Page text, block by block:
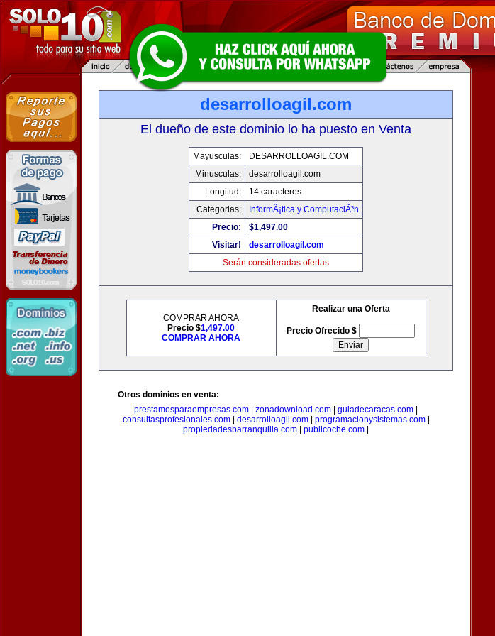
desarrolloagil.com
El dueño de este dominio lo ha puesto en Venta
Mayusculas:
DESARROLLOAGIL.COM
Minusculas:
desarrolloagil.com
Longitud:
14 caracteres
Categorias:
InformÃ¡tica y ComputaciÃ³n
Precio:
$1,497.00
Visitar!
desarrolloagil.com
Serán consideradas ofertas
COMPRAR AHORA
Precio $1,497.00
COMPRAR AHORA
Realizar una Oferta
Precio Ofrecido $
Otros dominios en venta:
prestamosparaempresas.com
zonadownload.com guiadecaracas.com
consultasprofesionales.com| desarrolloagil.com| programacionysistemas.com|
propiedadesbarranquilla.com
publicoche.com